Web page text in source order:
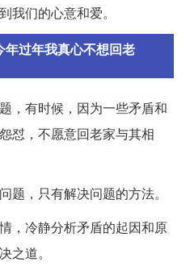
我们的心意和爱。
过年我真心不想回老
，有时候，因为一些矛盾和
怼，不愿意回老家与其相
题，只有解决问题的方法。
，冷静分析矛盾的起因和原
之道。